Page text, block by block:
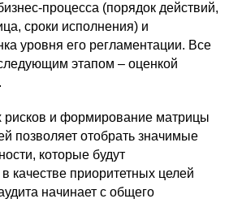
процесса (порядок действий,
сроки исполнения) и
уровня его регламентации. Все
этапом – оценкой
рисков и формирование матрицы
позволяет отобрать значимые
которые будут
качестве приоритетных целей
начинает с общего